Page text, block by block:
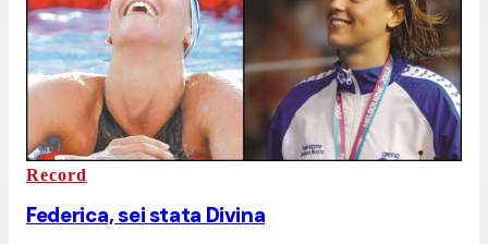
Record
Federica, sei stata Divina